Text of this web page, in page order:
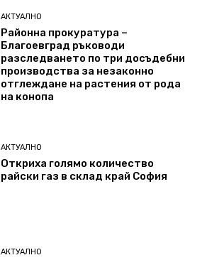
АКТУАЛНО
Районна прокуратура –
Благоевград ръководи
разследването по три досъдебни
производства за незаконно
отглеждане на растения от рода
на конопа
АКТУАЛНО
Откриха голямо количество
райски газ в склад край София
АКТУАЛНО